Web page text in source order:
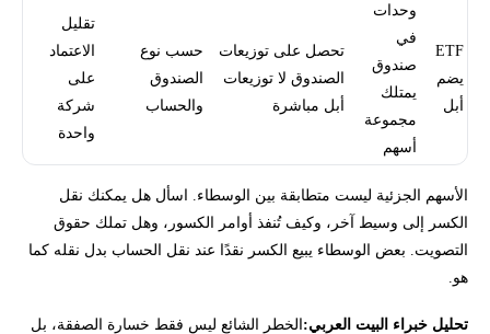
ETF
يضم
أبل
وحدات
في
صندوق
يمتلك
مجموعة
أسهم
تحصل على توزيعات
الصندوق لا توزيعات
أبل مباشرة
حسب نوع
الصندوق
والحساب
تقليل
الاعتماد
على
شركة
واحدة
الأسهم الجزئية ليست متطابقة بين الوسطاء. اسأل هل يمكنك نقل
الكسر إلى وسيط آخر، وكيف تُنفذ أوامر الكسور، وهل تملك حقوق
التصويت. بعض الوسطاء يبيع الكسر نقدًا عند نقل الحساب بدل نقله كما
هو.
تحليل خبراء البيت العربي:الخطر الشائع ليس فقط خسارة الصفقة، بل